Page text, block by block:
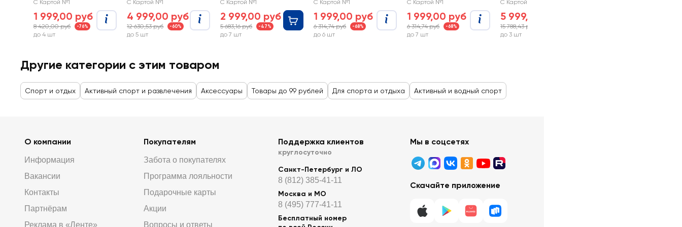
С Картой №1
1 999,00 руб
8 420,00 руб -76%
до 4 шт
С Картой №1
4 999,00 руб
12 630,53 руб -60%
до 5 шт
С Картой №1
2 999,00 руб
5 683,16 руб -47%
до 7 шт
С Картой №1
1 999,00 руб
6 314,74 руб -68%
до 6 шт
С Картой №1
1 999,00 руб
6 314,74 руб -68%
до 7 шт
С Картой №1
5 999,00 руб
15 788,43 руб
до 3 шт
Другие категории с этим товаром
Спорт и отдых Активный спорт и развлечения Аксессуары Товары до 99 рублей Для спорта и отдыха Активный и водный спорт
О компании
Информация
Вакансии
Контакты
Партнёрам
Реклама в «Ленте»
Покупателям
Забота о покупателях
Программа лояльности
Подарочные карты
Акции
Вопросы и ответы
Поддержка клиентов
круглосуточно
Санкт-Петербург и ЛО
8 (812) 385-41-11
Москва и МО
8 (495) 777-41-11
Бесплатный номер
Мы в соцсетях
Скачайте приложение